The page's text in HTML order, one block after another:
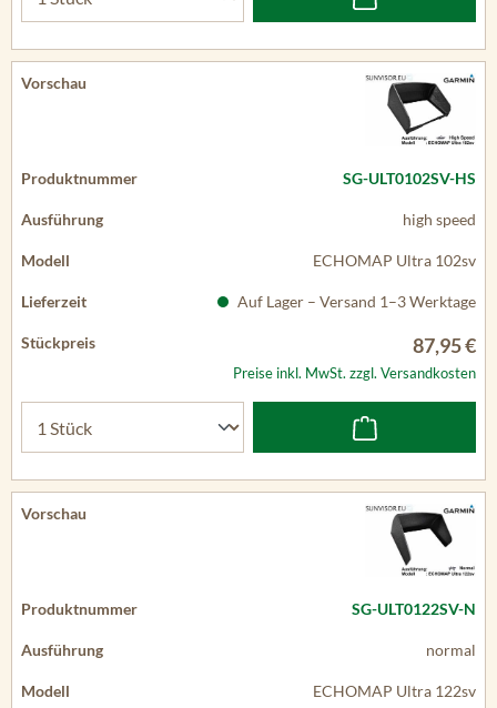
SG-ULT0102SV-HS
high speed
ECHOMAP Ultra 102sv
Auf Lager – Versand 1–3 Werktage
87,95 €
Preise inkl. MwSt. zzgl. Versandkosten
SG-ULT0122SV-N
normal
ECHOMAP Ultra 122sv